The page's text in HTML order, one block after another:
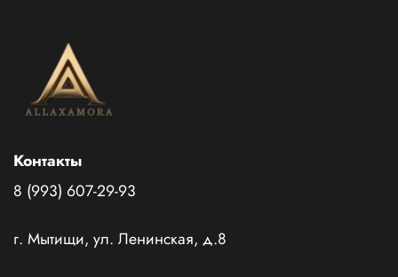
Контакты
8 (993) 607-29-93
г. Мытищи, ул. Ленинская, д.8